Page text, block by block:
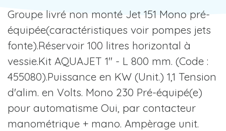
Groupe livré non monté Jet 151 Mono pré-
équipée(caractéristiques voir pompes jets
fonte).Réservoir 100 litres horizontal à
vessie.Kit AQUAJET 1" - L 800 mm. (Code :
455080).Puissance en KW (Unit.) 1,1 Tension
d'alim. en Volts. Mono 230 Pré-équipé(e)
pour automatisme Oui, par contacteur
manométrique + mano. Ampèrage unit.